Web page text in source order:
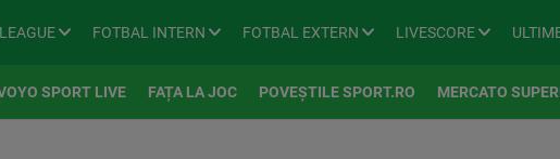
FOTBAL INTERN FOTBAL EXTERN LIVESCORE
SPORT LIVE FAȚA LA JOC POVEȘTILE SPORT.RO MERCATO